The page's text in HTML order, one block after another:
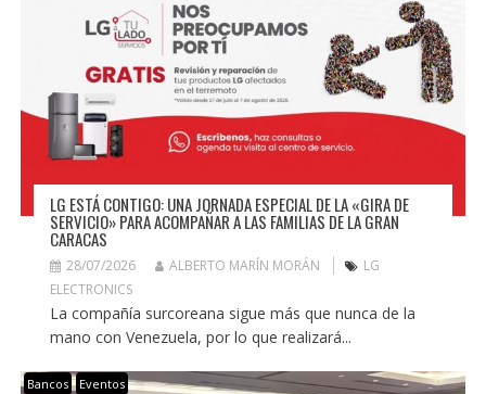
LG ESTÁ CONTIGO: UNA JORNADA ESPECIAL DE LA «GIRA DE
SERVICIO» PARA ACOMPAÑAR A LAS FAMILIAS DE LA GRAN
CARACAS
28/07/2026 ALBERTO MARÍN MORÁN
LG
ELECTRONICS
La compañía surcoreana sigue más que nunca de la
mano con Venezuela, por lo que realizará...
Bancos Eventos